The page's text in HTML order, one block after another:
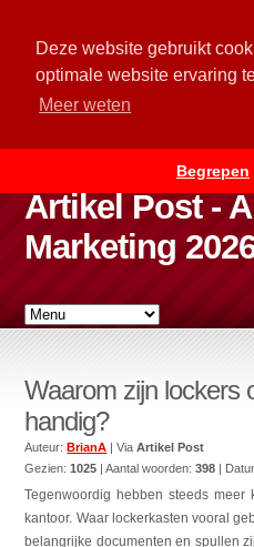
Deze website gebruikt
optimale website ervaring
Meer weten
Begrepen
Artikel Post -
Marketing
Waarom zijn lockers
handig?
Auteur:BrianA | ViaArtikel Post
Gezien:1025 | Aantal woorden:398 |
Tegenwoordig hebben steeds
kantoor. Waar lockerkasten vooral
belangrijke documenten en spullen